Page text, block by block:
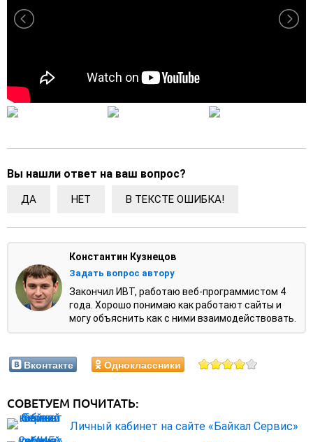
Вы нашли ответ на ваш вопрос?
ДА НЕТ В ТЕКСТЕ ОШИБКА!
Константин Кузнецов
Задать вопрос автору
Закончил ИВТ, работаю веб-программистом 4
года. Хорошо понимаю как работают сайты и
могу объяснить как с ними взаимодействовать.
Вконтакте Одноклассники
СОВЕТУЕМ ПОЧИТАТЬ:
Личный кабинет на сайте «Байкал Сервис»